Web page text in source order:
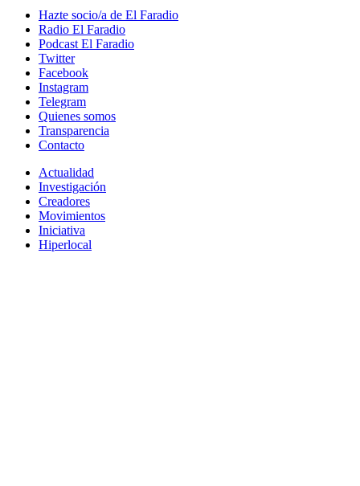
Hazte socio/a de El Faradio
Radio El Faradio
Podcast El Faradio
Twitter
Facebook
Instagram
Telegram
Quienes somos
Transparencia
Contacto
Actualidad
Investigación
Creadores
Movimientos
Iniciativa
Hiperlocal